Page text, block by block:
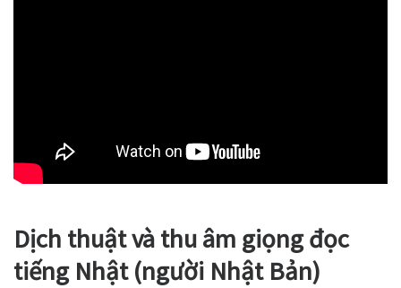
Dịch thuật và thu âm giọng đọc
tiếng Nhật (người Nhật Bản)